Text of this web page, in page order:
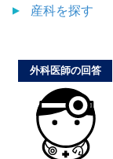
産科を探す
外科医師の回答